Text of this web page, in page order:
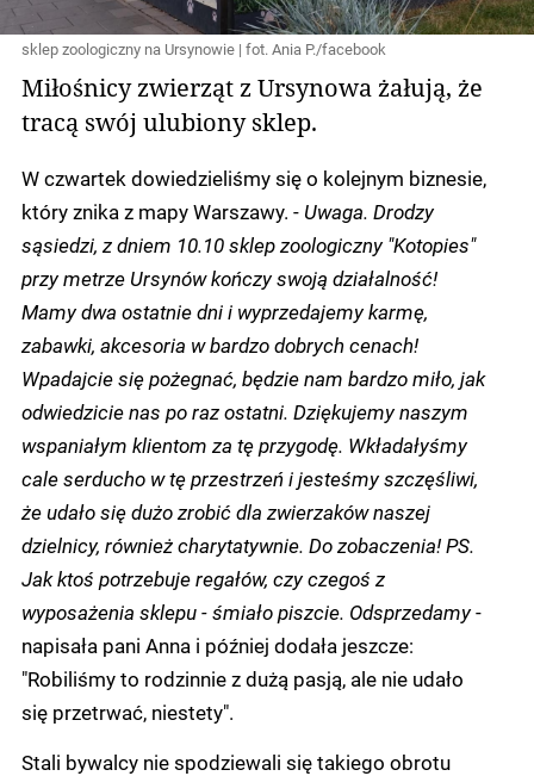
sklep zoologiczny na Ursynowie | fot. Ania P./facebook
Miłośnicy zwierząt z Ursynowa żałują, że
tracą swój ulubiony sklep.
W czwartek dowiedzieliśmy się o kolejnym biznesie,
który znika z mapy Warszawy. - Uwaga. Drodzy
sąsiedzi, z dniem 10.10 sklep zoologiczny "Kotopies"
przy metrze Ursynów kończy swoją działalność!
Mamy dwa ostatnie dni i wyprzedajemy karmę,
zabawki, akcesoria w bardzo dobrych cenach!
Wpadajcie się pożegnać, będzie nam bardzo miło, jak
odwiedzicie nas po raz ostatni. Dziękujemy naszym
wspaniałym klientom za tę przygodę. Wkładałyśmy
cale serducho w tę przestrzeń i jesteśmy szczęśliwi,
że udało się dużo zrobić dla zwierzaków naszej
dzielnicy, również charytatywnie. Do zobaczenia! PS.
Jak ktoś potrzebuje regałów, czy czegoś z
wyposażenia sklepu - śmiało piszcie. Odsprzedamy-
napisała pani Anna i później dodała jeszcze:
"Robiliśmy to rodzinnie z dużą pasją, ale nie udało
się przetrwać, niestety".
Stali bywalcy nie spodziewali się takiego obrotu